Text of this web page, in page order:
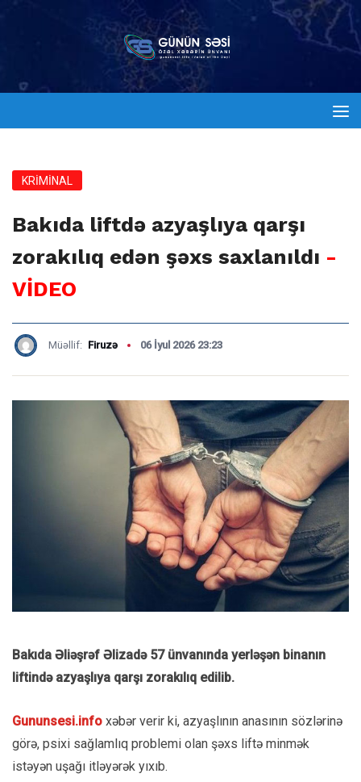
KRİMİNAL
Bakıda liftdə azyaşlıya qarşı
zorakılıq edən şəxs saxlanıldı -
VİDEO
Müəllif: Firuzə 06 İyul 2026 23:23
Bakıda Əliəşrəf Əlizadə 57 ünvanında yerləşən binanın
liftində azyaşlıya qarşı zorakılıq edilib.
Gununsesi.info xəbər verir ki, azyaşlının anasının sözlərinə
görə, psixi sağlamlıq problemi olan şəxs liftə minmək
istəyən uşağı itləyərək yıxıb.